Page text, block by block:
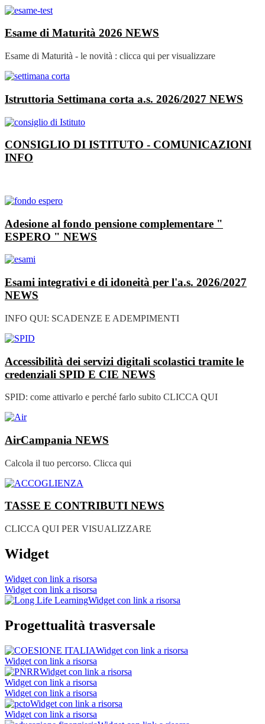
Esame di Maturità 2026 NEWS
Esame di Maturità - le novità : clicca qui per visualizzare
Istruttoria Settimana corta a.s. 2026/2027 NEWS
CONSIGLIO DI ISTITUTO - COMUNICAZIONI
INFO
Adesione al fondo pensione complementare "
ESPERO " NEWS
Esami integrativi e di idoneità per l'a.s. 2026/2027
NEWS
INFO QUI: SCADENZE E ADEMPIMENTI
Accessibilità dei servizi digitali scolastici tramite le
credenziali SPID E CIE NEWS
SPID: come attivarlo e perché farlo subito CLICCA QUI
AirCampania NEWS
Calcola il tuo percorso. Clicca qui
TASSE E CONTRIBUTI NEWS
CLICCA QUI PER VISUALIZZARE
Widget
Widget con link a risorsa
Widget con link a risorsa
Widget con link a risorsa
Progettualità trasversale
Widget con link a risorsa
Widget con link a risorsa
Widget con link a risorsa
Widget con link a risorsa
Widget con link a risorsa
Widget con link a risorsa
Widget con link a risorsa